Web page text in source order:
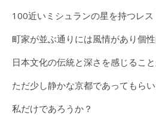
100近いミシュランの星を持つレス
町家が並ぶ通りには風情があり個
日本文化の伝統と深さを感じるこ
ただ少し静かな京都であってもら
私だけであろうか？